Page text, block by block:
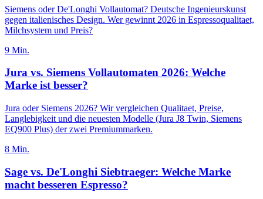
Siemens oder De'Longhi Vollautomat? Deutsche Ingenieurskunst
gegen italienisches Design. Wer gewinnt 2026 in Espressoqualitaet,
Milchsystem und Preis?
9 Min.
Jura vs. Siemens Vollautomaten 2026: Welche
Marke ist besser?
Jura oder Siemens 2026? Wir vergleichen Qualitaet, Preise,
Langlebigkeit und die neuesten Modelle (Jura J8 Twin, Siemens
EQ900 Plus) der zwei Premiummarken.
8 Min.
Sage vs. De'Longhi Siebtraeger: Welche Marke
macht besseren Espresso?